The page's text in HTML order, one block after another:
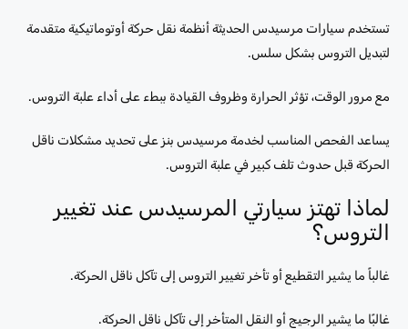
تستخدم سيارات مرسيدس الحديثة أنظمة نقل حركة أوتوماتيكية متقدمة
لتبديل التروس بشكل سلس.
مع مرور الوقت، تؤثر الحرارة وظروف القيادة ببطء على أداء علبة التروس.
يساعد الفحص المناسب لخدمة مرسيدس بنز على تحديد مشكلات ناقل
الحركة قبل حدوث تلف كبير في علبة التروس.
لماذا تهتز سيارتي المرسيدس عند تغيير
التروس؟
غالباً ما يشير التقطيع أو تأخر تغيير التروس إلى تآكل ناقل الحركة.
غالبًا ما يشير الرجيج أو النقل المتأخر إلى تآكل ناقل الحركة.